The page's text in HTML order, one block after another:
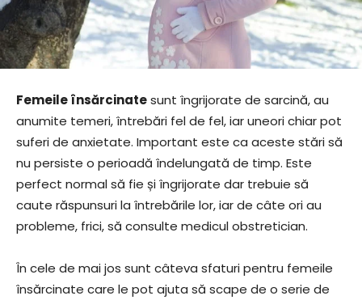
Femeile însărcinatesunt îngrijorate de sarcină, au
anumite temeri, întrebări fel de fel, iar uneori chiar pot
suferi de anxietate. Important este ca aceste stări să
nu persiste o perioadă îndelungată de timp. Este
perfect normal să fie și îngrijorate dar trebuie să
caute răspunsuri la întrebările lor, iar de câte ori au
probleme, frici, să consulte medicul obstretician.
În cele de mai jos sunt câteva sfaturi pentru femeile
însărcinate care le pot ajuta să scape de o serie de